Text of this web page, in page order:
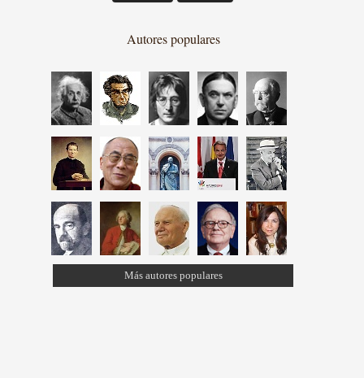
Autores populares
Más autores populares